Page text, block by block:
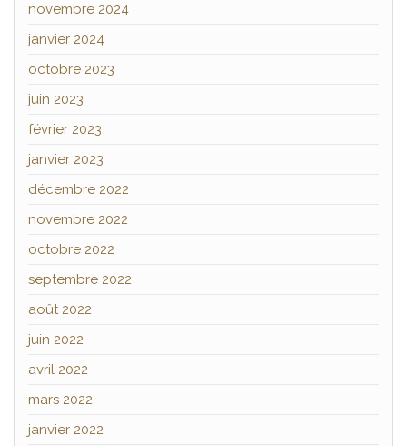
novembre 2024
janvier 2024
octobre 2023
juin 2023
février 2023
janvier 2023
décembre 2022
novembre 2022
octobre 2022
septembre 2022
août 2022
juin 2022
avril 2022
mars 2022
janvier 2022